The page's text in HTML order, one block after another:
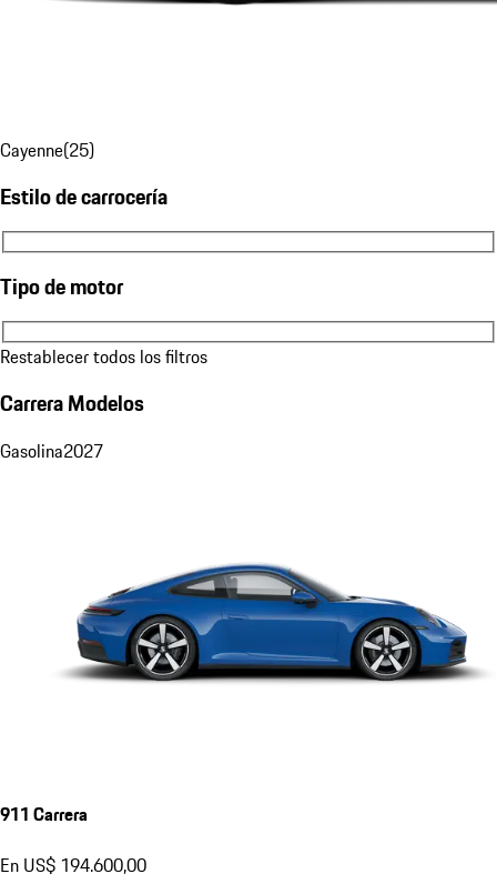
Cayenne(25)
Estilo de carrocería
Estilo de carrocería
Tipo de motor
Tipo de motor
Restablecer todos los filtros
Carrera Modelos
Gasolina2027
911 Carrera
En US$ 194.600,00